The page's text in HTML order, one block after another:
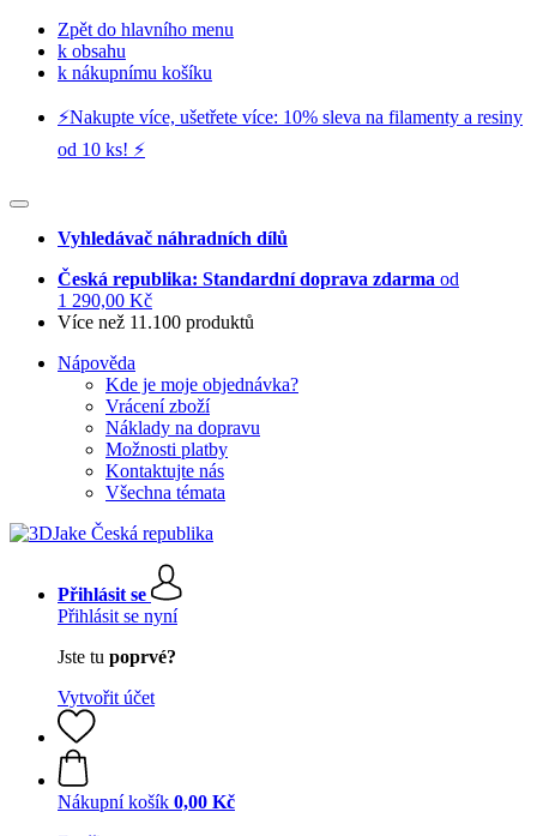
Zpět do hlavního menu
k obsahu
k nákupnímu košíku
⚡️Nakupte více, ušetřete více: 10% sleva na filamenty a resiny
od 10 ks! ⚡️
Vyhledávač náhradních dílů
Česká republika: Standardní doprava zdarma od
1 290,00 Kč
Více než 11.100 produktů
Nápověda
Kde je moje objednávka?
Vrácení zboží
Náklady na dopravu
Možnosti platby
Kontaktujte nás
Všechna témata
Přihlásit se
Přihlásit se nyní
Jste tu poprvé?
Vytvořit účet
Nákupní košík 0,00 Kč